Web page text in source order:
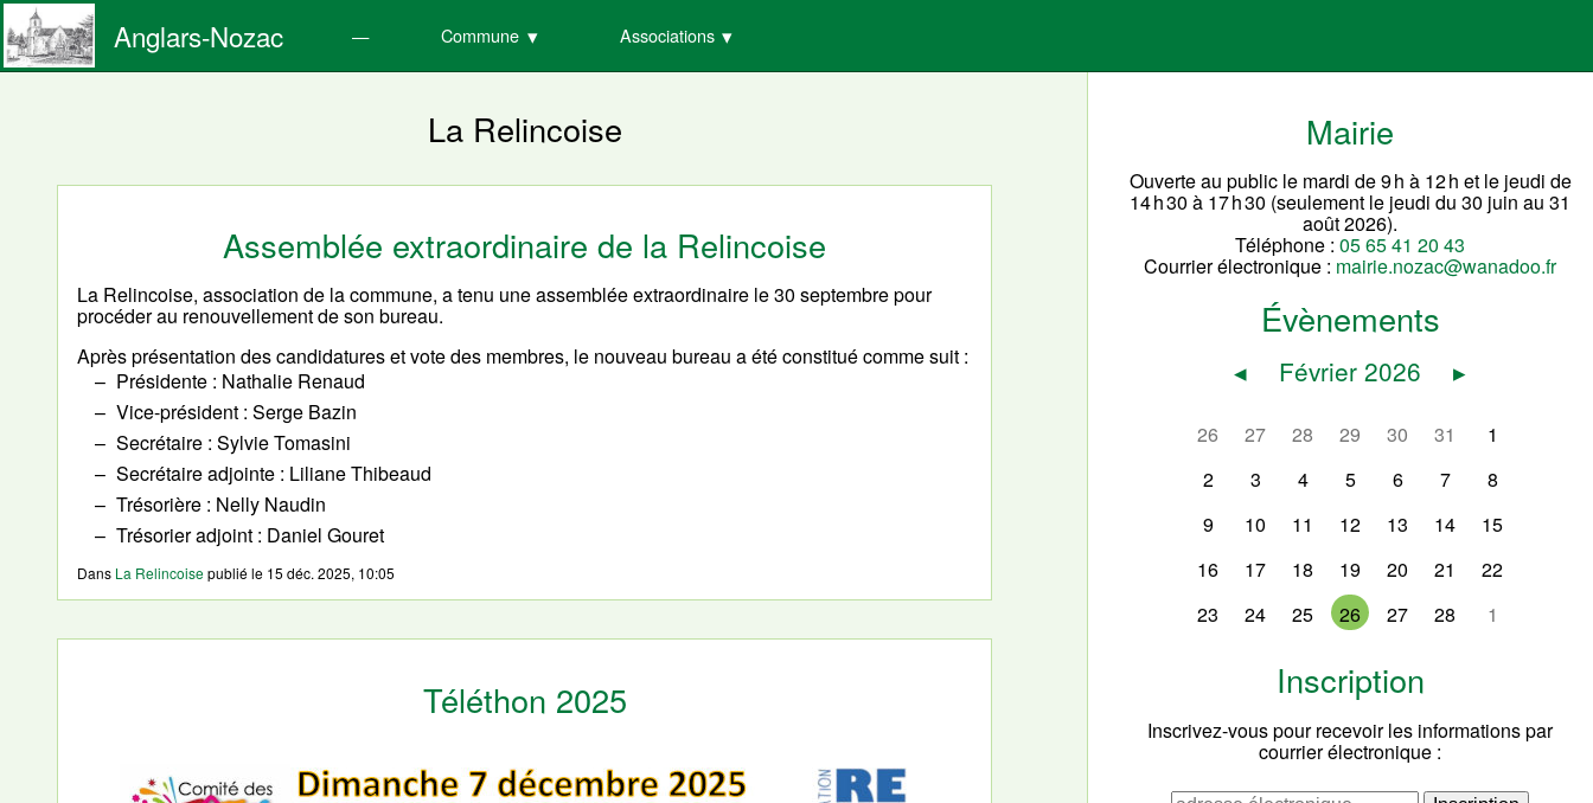
Anglars-Nozac Commune Associations
La Relincoise
Assemblée extraordinaire de la Relincoise
La Relincoise, association de la commune, a tenu une assemblée extraordinaire le 30 septembre pour
procéder au renouvellement de son bureau.
Après présentation des candidatures et vote des membres, le nouveau bureau a été constitué comme suit :
Présidente : Nathalie Renaud
Vice-président : Serge Bazin
Secrétaire : Sylvie Tomasini
Secrétaire adjointe : Liliane Thibeaud
Trésorière : Nelly Naudin
Trésorier adjoint : Daniel Gouret
Dans La Relincoisepublié le 15 déc. 2025, 10:05
Téléthon 2025
Mairie
Ouverte au public le mardi de 9 h à 12 h et le jeudi de
14 h 30 à 17 h 30 (seulement le jeudi du 30 juin au 31
août 2026).
Téléphone :05 65 41 20 43
Courrier électronique : mairie.nozac@wanadoo.fr
Évènements
◂ Février 2026 ▸
26 27 28 29 30 31
1
2
3 4 5 6 7
8
9
10 11 12 13 14
15
16
17 18 19 20 21
22
23
24 25 26 27 28 1
Inscription
Inscrivez-vous pour recevoir les informations par
courrier électronique :